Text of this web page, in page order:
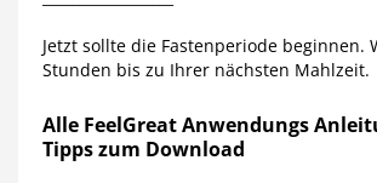
Jetzt sollte die Fastenperiode beginnen.
Stunden bis zu Ihrer nächsten Mahlzeit.
Alle FeelGreat Anwendungs
Tipps zum Download